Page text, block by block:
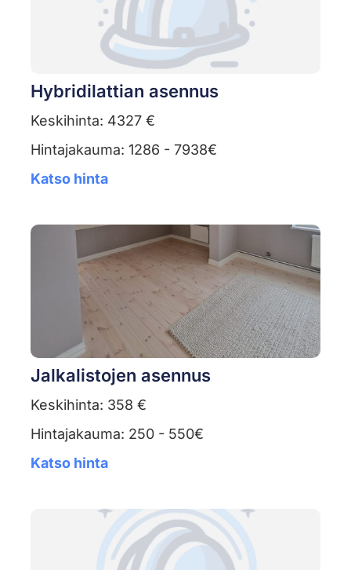
Hybridilattian asennus
Keskihinta: 4327 €
Hintajakauma: 1286 - 7938€
Katso hinta
Jalkalistojen asennus
Keskihinta: 358 €
Hintajakauma: 250 - 550€
Katso hinta